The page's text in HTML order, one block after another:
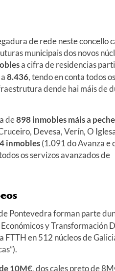
de rede neste concello
municipais dos novos
a cifra de residencias
8.436, tendo en conta todos
dende hai máis de
de898 inmobles máis a
Devesa, Verín, O
inmobles(1.091 do Avanza e
os servizos avanzados de
Pontevedra forman parte
y Transformación
en 512 núcleos de
10M€, dos cales preto de